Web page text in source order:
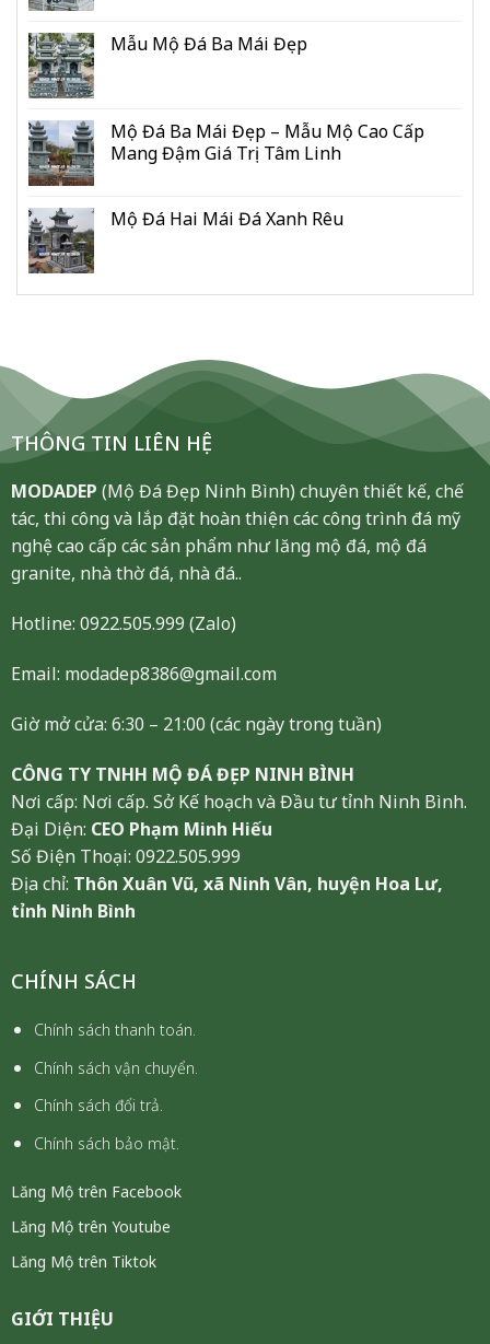
Mẫu Mộ Đá Ba Mái Đẹp
Mộ Đá Ba Mái Đẹp – Mẫu Mộ Cao Cấp
Mang Đậm Giá Trị Tâm Linh
Mộ Đá Hai Mái Đá Xanh Rêu
THÔNG TIN LIÊN HỆ
MODADEP (Mộ Đá Đẹp Ninh Bình) chuyên thiết kế, chế
tác, thi công và lắp đặt hoàn thiện các công trình đá mỹ
nghệ cao cấp các sản phẩm như lăng mộ đá, mộ đá
granite, nhà thờ đá, nhà đá..
Hotline: 0922.505.999 (Zalo)
Email: modadep8386@gmail.com
Giờ mở cửa: 6:30 – 21:00 (các ngày trong tuần)
CÔNG TY TNHH MỘ ĐÁ ĐẸP NINH BÌNH
Nơi cấp: Nơi cấp. Sở Kế hoạch và Đầu tư tỉnh Ninh Bình.
Đại Diện: CEO Phạm Minh Hiếu
Số Điện Thoại: 0922.505.999
Địa chỉ: Thôn Xuân Vũ, xã Ninh Vân, huyện Hoa Lư,
tỉnh Ninh Bình
CHÍNH SÁCH
Chính sách thanh toán.
Chính sách vận chuyển.
Chính sách đổi trả.
Chính sách bảo mật.
Lăng Mộ trên Facebook
Lăng Mộ trên Youtube
Lăng Mộ trên Tiktok
GIỚI THIỆU